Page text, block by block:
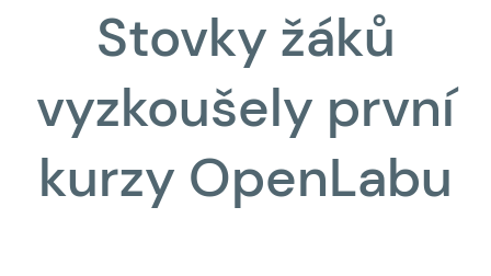
Stovky žáků
vyzkoušely první
kurzy OpenLabu